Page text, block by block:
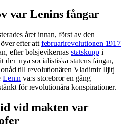
var Lenins fångar
året innan, först av den
efter att februarirevolutionen 1917
efter bolsjevikernas statskupp i
den nya socialistiska statens fångar,
onåd till revolutionären Vladimir Iljitj
Lenin vars storebror en gång
för revolutionära konspirationer.
vid makten var